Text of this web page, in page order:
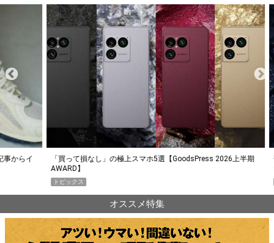
イ
「買って損なし」の極上スマホ5選【GoodsPress 2026上半期
AWARD】
トピックス
薄着
オススメ特集